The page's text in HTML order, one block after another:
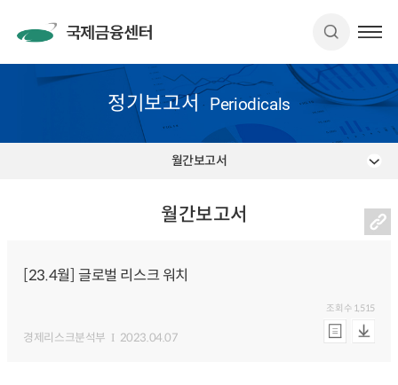
정기보고서 Periodicals
월간보고서
월간보고서
[23.4월] 글로벌 리스크 워치
경제리스크분석부 2023.04.07
조회수 1,515